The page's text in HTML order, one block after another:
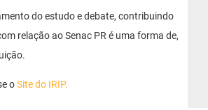
do estudo e debate, contribuindo
relação ao Senac PR é uma forma de,
oSite do IRIP.